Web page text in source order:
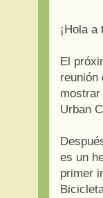
¡Hola a
El
reunión
Urban
es un
primer